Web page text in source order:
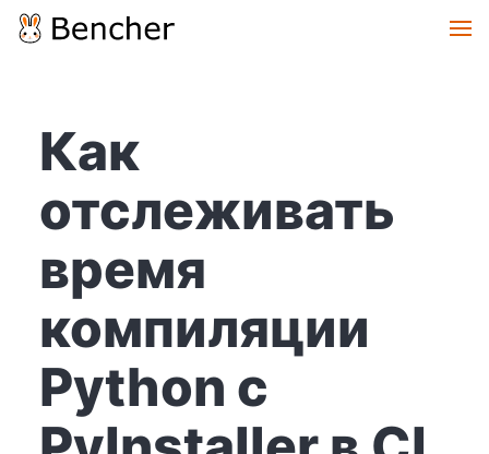
Как
отслеживать
время
компиляции
Python с